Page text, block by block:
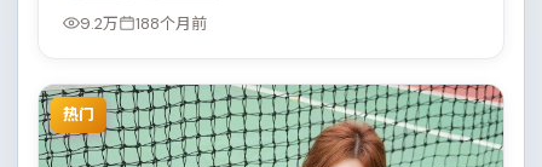
9.2万 188个月前
热门